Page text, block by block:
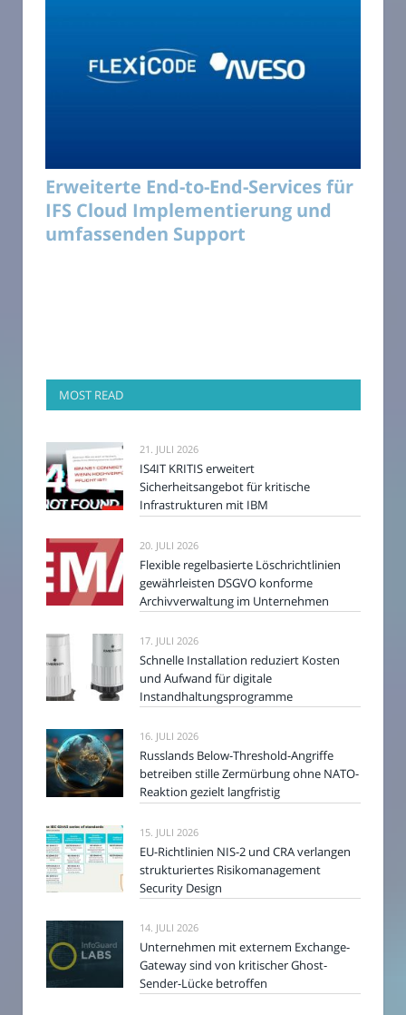
Erweiterte End-to-End-Services für
IFS Cloud Implementierung und
umfassenden Support
MOST READ
21. JULI 2026
IS4IT KRITIS erweitert
Sicherheitsangebot für kritische
Infrastrukturen mit IBM
20. JULI 2026
Flexible regelbasierte Löschrichtlinien
gewährleisten DSGVO konforme
Archivverwaltung im Unternehmen
17. JULI 2026
Schnelle Installation reduziert Kosten
und Aufwand für digitale
Instandhaltungsprogramme
16. JULI 2026
Russlands Below-Threshold-Angriffe
betreiben stille Zermürbung ohne NATO-
Reaktion gezielt langfristig
15. JULI 2026
EU-Richtlinien NIS-2 und CRA verlangen
strukturiertes Risikomanagement
Security Design
14. JULI 2026
Unternehmen mit externem Exchange-
Gateway sind von kritischer Ghost-
Sender-Lücke betroffen